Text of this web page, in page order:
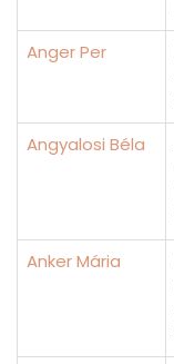
Anger Per
Angyalosi Béla
Anker Mária